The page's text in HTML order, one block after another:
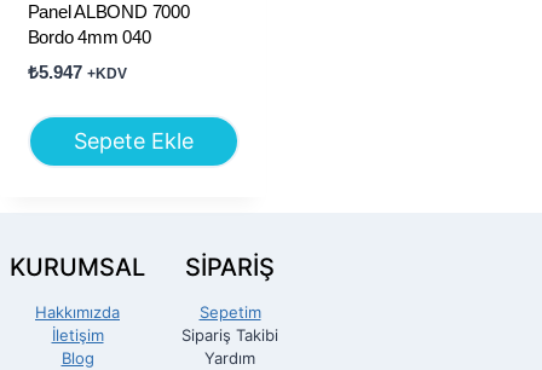
Panel ALBOND 7000
Bordo 4mm 040
₺5.947 +KDV
Sepete Ekle
KURUMSAL
Hakkımızda
İletişim
Blog
SİPARİŞ
Sepetim
Sipariş Takibi
Yardım